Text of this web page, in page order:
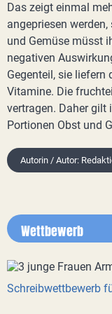
Das zeigt einmal
angepriesen
und Gemüse müsst
negativen
Gegenteil, sie
Vitamine. Die
vertragen. Daher gilt
Portionen Obst und
Autorin / Autor:
Wettbewerb
Schreibwettbewerb